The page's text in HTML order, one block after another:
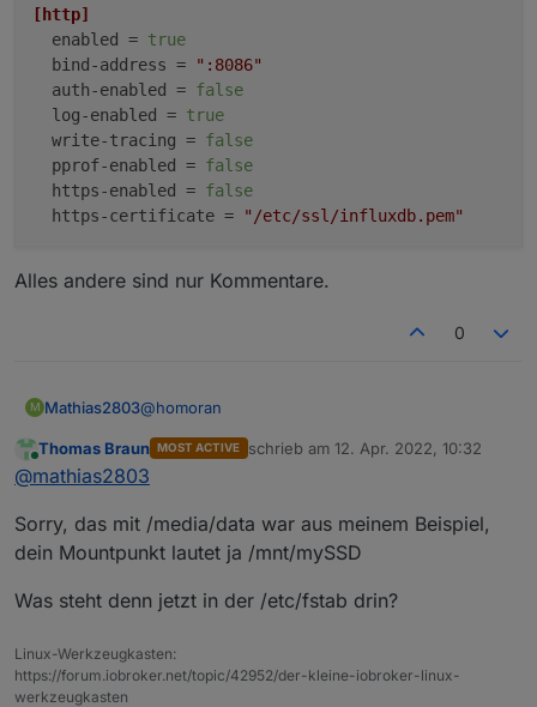
[http]
enabled = true
bind-address =
":8086"
auth-enabled = false
log-enabled = true
write-tracing = false
pprof-enabled = false
https-enabled = false
https-certificate = "/etc/ssl/influxdb.pem"
Alles andere sind nur Kommentare.
0
M Mathias2803@homoran
In der influxdb.conf taucht auch keine
"media/data" auf sondern nur folgende
  dir = "/mnt/mySSD/InfluxDB/meta"
[data]
  dir = "/mnt/mySSD/InfluxDB/data"
  wal-dir = "/mnt/mySSD/InfluxDB/wal"
  series-id-set-cache-size = 100
  enabled = true
  bind-address = ":8086"
Alles andere sind nur Kommentare.
Online
Thomas Braun MOST ACTIVE schrieb am 12. Apr. 2022, 10:32
zuletzt editiert von
@mathias2803
Sorry, das mit /media/data war aus meinem Beispiel,
dein Mountpunkt lautet ja /mnt/mySSD
Was steht denn jetzt in der /etc/fstab drin?
Linux-Werkzeugkasten:
https://forum.iobroker.net/topic/42952/der-kleine-iobroker-linux-
werkzeugkasten